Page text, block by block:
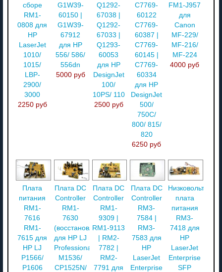
сборе
RM1-
0808 для
HP
LaserJet
1010/
1015/
LBP-
2900/
3000
2250 руб
G1W39-
60150 |
G1W39-
67912
для HP
556/ 586/
556dn
5000 руб
Q1292-
67038 |
Q1292-
67033 |
Q1293-
60053
для HP
DesignJet
100/
10PS/ 110
2500 руб
C7769-
60122
C7769-
60387 |
C7769-
60145 |
C7769-
60334
для HP
DesignJet
500/
750C/
800/ 815/
820
6250 руб
FM1-J957
для
Canon
MF-229/
MF-216/
MF-224
4000 руб
Плата
питания
RM1-
7616
RM1-
7615 для
HP LJ
P1566/
P1606
Плата DC
Controller
RM1-
7630
(восстановл.)
для HP LJ
Professional
M1536/
CP1525N/
Плата DC
Controller
RM1-
9309 |
RM1-9113
| RM2-
7782 |
RM2-
7791 для
Плата DC
Controller
RM3-
7584 |
RM3-
7583 для
HP
LaserJet
Enterprise
Низковольтная
плата
питания
RM3-
7418 для
HP
LaserJet
Enterprise
SFP